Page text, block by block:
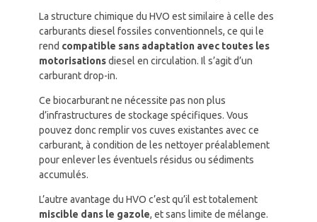
La structure chimique du HVO est similaire à celle des
carburants diesel fossiles conventionnels, ce qui le
rend compatible sans adaptation avec toutes les
motorisationsdiesel en circulation. Il s’agit d’un
carburant drop-in.
Ce biocarburant ne nécessite pas non plus
d’infrastructures de stockage spécifiques. Vous
pouvez donc remplir vos cuves existantes avec ce
carburant, à condition de les nettoyer préalablement
pour enlever les éventuels résidus ou sédiments
accumulés.
L’autre avantage du HVO c’est qu’il est totalement
miscible dans le gazole, et sans limite de mélange.